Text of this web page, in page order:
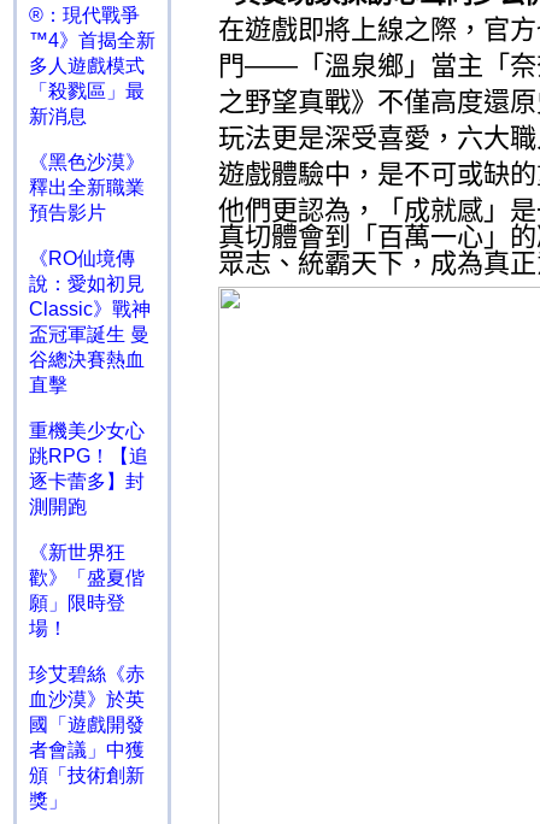
®：現代戰爭
™4》首揭全新
多人遊戲模式
「殺戮區」最
新消息
《黑色沙漠》
釋出全新職業
預告影片
《RO仙境傳
說：愛如初見
Classic》戰神
盃冠軍誕生 曼
谷總決賽熱血
直擊
重機美少女心
跳RPG！【追
逐卡蕾多】封
測開跑
《新世界狂
歡》「盛夏偕
願」限時登
場！
珍艾碧絲《赤
血沙漠》於英
國「遊戲開發
者會議」中獲
頒「技術創新
獎」
在遊戲即將上線之際，官
門——「溫泉鄉」當主「奈
之野望真戰》不僅高度還
玩法更是深受喜愛，六大
遊戲體驗中，是不可或缺
他們更認為，「成就感」
真切體會到「百萬一心」
眾志、統霸天下，成為真